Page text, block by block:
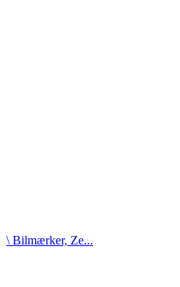
\ Bilmærker, Ze...